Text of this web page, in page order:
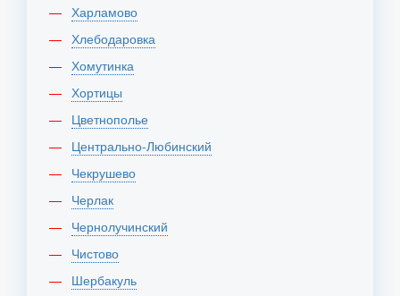
Харламово
Хлебодаровка
Хомутинка
Хортицы
Цветнополье
Центрально-Любинский
Чекрушево
Черлак
Чернолучинский
Чистово
Шербакуль